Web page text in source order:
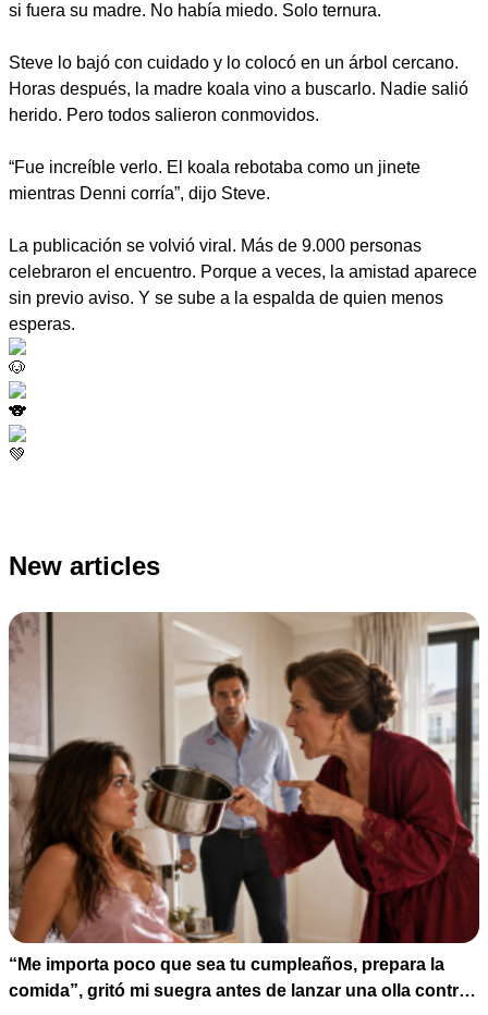
si fuera su madre. No había miedo. Solo ternura.
Steve lo bajó con cuidado y lo colocó en un árbol cercano.
Horas después, la madre koala vino a buscarlo. Nadie salió
herido. Pero todos salieron conmovidos.
“Fue increíble verlo. El koala rebotaba como un jinete
mientras Denni corría”, dijo Steve.
La publicación se volvió viral. Más de 9.000 personas
celebraron el encuentro. Porque a veces, la amistad aparece
sin previo aviso. Y se sube a la espalda de quien menos
esperas.
New articles
“Me importa poco que sea tu cumpleaños, prepara la
comida”, gritó mi suegra antes de lanzar una olla contra